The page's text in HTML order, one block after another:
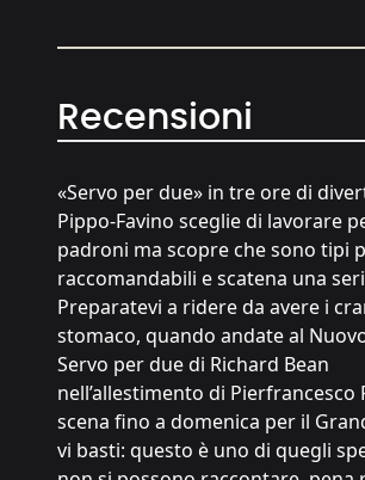
Recensioni
«Servo per due» in tre ore di
Pippo-Favino sceglie di lavorare
padroni ma scopre che sono tipi
raccomandabili e scatena una
Preparatevi a ridere da avere i
stomaco, quando andate al
Servo per due di Richard Bean
nell’allestimento di Pierfrancesco
scena fino a domenica per il
vi basti: questo è uno di quegli